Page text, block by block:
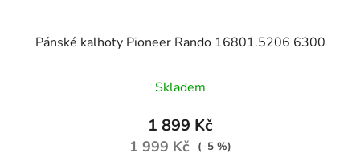
Pánské kalhoty Pioneer Rando 16801.5206 6300
Skladem
1 899 Kč
1 999 Kč (–5 %)